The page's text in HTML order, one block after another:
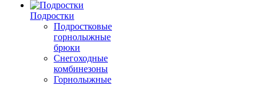
Подростки
Подростковые
горнолыжные
брюки
Снегоходные
комбинезоны
Горнолыжные